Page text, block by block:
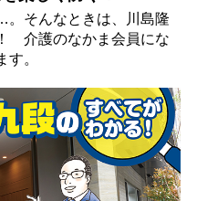
。そんなときは、川島隆
介護のなかま会員にな
。